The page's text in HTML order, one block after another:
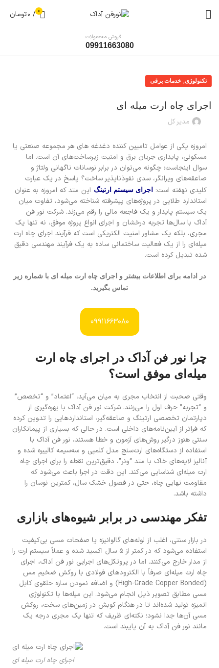
0
/
0تومان
فروش محصولات
09911663080
تکنولوژی, خدمات برقی
اجرای چاه ارت میله ای
مدیر کل
امروزه یکی از عوامل تامیین کننده دغدغه های هر مجموعه صنعتی یا
مسکونی، پایداری جریان برق و امنیت زیرساخت‌های آن است. اما
سوال اینجاست: چگونه می‌توان در برابر نوسانات ناگهانی ولتاژ و
صاعقه‌های ویرانگر، سدی نفوذناپذیر ساخت؟ پاسخ در یک عبارت
کلیدی نهفته است:
اجرای سیستم ارتینگ این متد که امروزه به عنوان
استاندارد طلایی در پروژه‌های پیشرفته شناخته می‌شود، تفاوت میان
یک سیستم پایدار و یک فاجعه مالی را رقم می‌زند. شرکت نور فن
آداک با سال‌ها تجربه درخشان و اجرای انواع پروژه موفق، نه تنها یک
مجری، بلکه یک مشاور امنیت الکتریکی است که فرآیند اجرای چاه ارت
میله‌ای را از یک فعالیت ساختمانی ساده به یک فرآیند مهندسی دقیق
شده تبدیل کرده است.
در ادامه برای اطلاعات بیشتر و اجرای چاه ارت میله ای با شماره زیر
تماس بگیرید.
09911663080
چرا نور فن آداک در اجرای چاه ارت
میله‌ای موفق است؟
وقتی صحبت از انتخاب مجری به میان می‌آید، “اعتماد” و “تخصص”
و “تجربه” حرف اول را می‌زنند. شرکت نور فن آداک با بهره‌گیری از
دپارتمان تخصصی ارتینگ و صاعقه‌گیر، استانداردهایی را تدوین کرده
که فراتر از آیین‌نامه‌های داخلی است. در حالی که بسیاری از پیمانکاران
سنتی هنوز درگیر روش‌های آزمون و خطا هستند، نور فن آداک با
استفاده از دستگاه‌های ارت‌سنج مدل کلمپی و سه‌سیمه کالیبره شده و
آنالیز لایه‌های خاک با متد “ونر”، دقیق‌ترین نقطه را برای اجرای چاه
ارت میله‌ای شناسایی می‌کند. این دقت در اجرا باعث می‌شود که
مقاومت نهایی چاه، حتی در فصول خشک سال، کمترین نوسان را
داشته باشد.
تفکر مهندسی در برابر شیوه‌های بازاری
در بازار سنتی، اغلب از لوله‌های گالوانیزه یا صفحات مسی بی‌کیفیت
استفاده می‌شود که در کمتر از ۵ سال اکسید شده و عملاً سیستم ارت را
از مدار خارج می‌کنند. اما در پروتکل‌های اجرایی نور فن آداک، اجرای
چاه ارت میله‌ای صرفاً با الکترودهای فولادی با روکش ضخیم مس
(High-Grade Copper Bonded) و اضافه نمودن سازه حلقوی کابل
مسی مطابق تصویر ذیل انجام می‌شود. این میله‌ها با تکنولوژی
اتمیزه تولید شده‌اند تا در هنگام کوبش در زمین‌های سخت، روکش
مسی آن‌ها جدا نشود؛ نکته‌ای ظریف که تنها یک مجری درجه یک
مانند نور فن آداک به آن پایبند است.
اجرای چاه ارت میله ای